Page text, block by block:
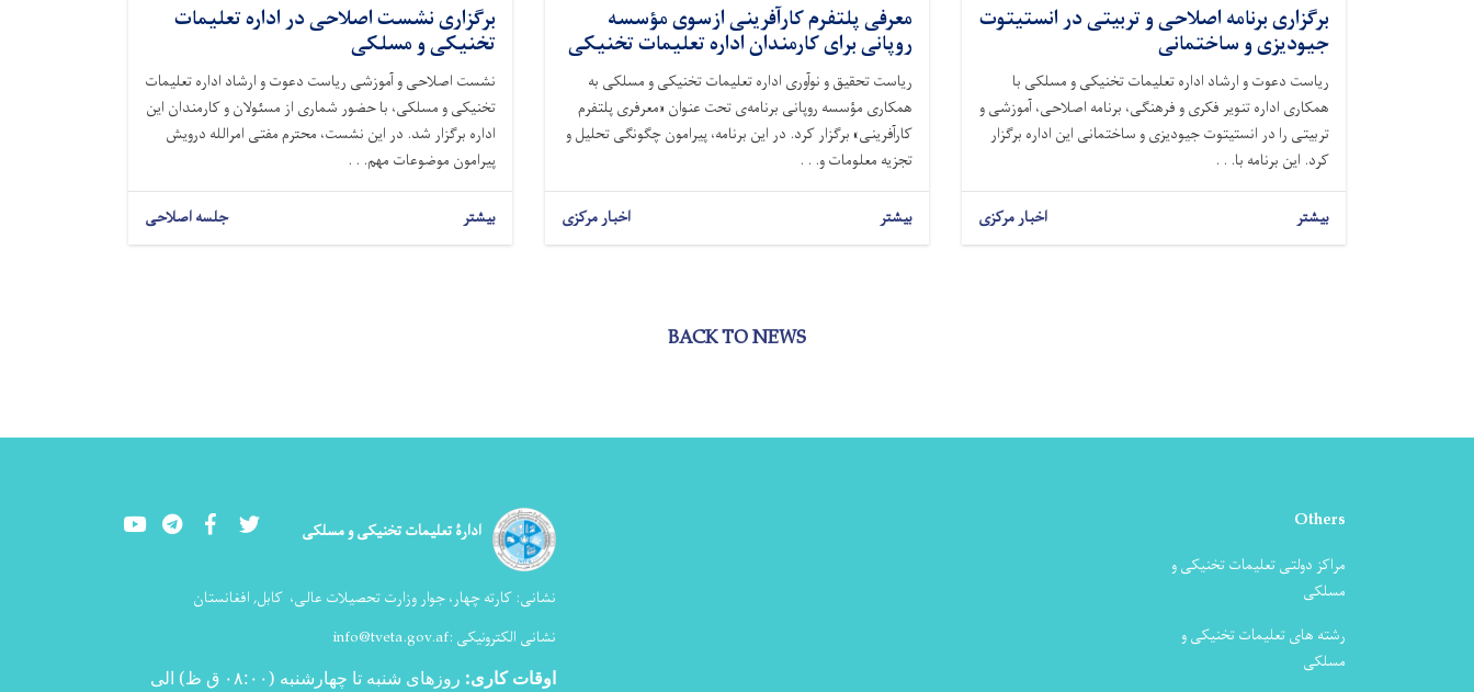
برگزاری برنامه اصلاحی و تربیتی در انستیتوت
جیودیزی و ساختمانی
ریاست دعوت و ارشاد اداره تعلیمات تخنیکی و مسلکی با
همکاری اداره تنویر فکری و فرهنگی، برنامه اصلاحی، آموزشی و
تربیتی را در انستیتوت جیودیزی و ساختمانی این اداره برگزار
کرد. این برنامه با. . .
بیشتر اخبار مرکزی
معرفی پلتفرم کارآفرینی ازسوی مؤسسه
روپانی برای کارمندان اداره تعلیمات تخنیکی
ریاست تحقیق و نوآوری اداره تعلیمات تخنیکی و مسلکی به
همکاری مؤسسه روپانی برنامه‌ی تحت عنوان «معرفری پلتفرم
کارآفرینی» برگزار کرد. در این برنامه، پیرامون چگونگی تحلیل و
تجزیه معلومات و. . .
بیشتر اخبار مرکزی
برگزاری نشست اصلاحی در اداره تعلیمات
تخنیکی و مسلکی
نشست اصلاحی و آموزشی ریاست دعوت و ارشاد اداره تعلیمات
تخنیکی و مسلکی، با حضور شماری از مسئولان و کارمندان این
اداره برگزار شد. در این نشست، محترم مفتی امرالله درویش
پیرامون موضوعات مهم. . .
بیشتر جلسه اصلاحی
BACK TO NEWS
Others
مراکز دولتی تعلیمات تخنیکی و
مسلکی
رشته های تعلیمات تخنیکی و
مسلکی
ادارۀ تعلیمات تخنیکی و مسلکی YoutubeLinkedInFacebook Twitter
نشانی: کارته چهار، جوار وزارت تحصیلات عالی، کابل, افغانستان
نشانی الکترونیکی :info@tveta.gov.af
اوقات کاری:
روزهای شنبه تا چهارشنبه (۰۸:۰۰ ق ظ) الی